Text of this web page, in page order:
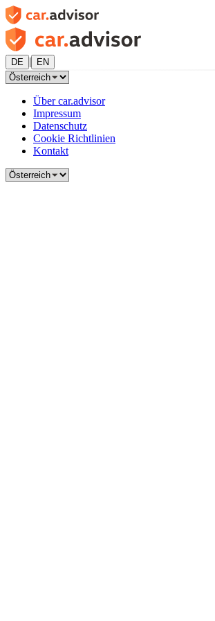
DE | EN
Über car.advisor
Impressum
Datenschutz
Cookie Richtlinien
Kontakt